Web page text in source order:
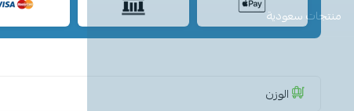
منتجات سعودية
الوزن